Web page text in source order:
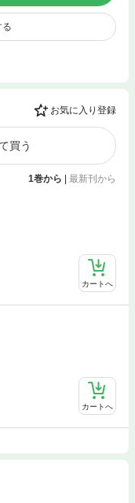
る
お気に入り登録
買う
1巻から | 最新刊から
カートへ
カートへ